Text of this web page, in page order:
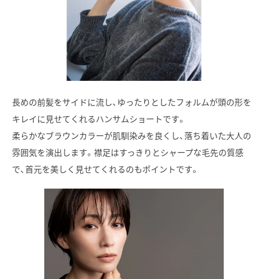
長めの前髪をサイドに流し、ゆったりとしたフォルムが頭の形を
キレイに見せてくれるハンサムショートです。
柔らかなブラウンカラーが肌馴染みを良くし、落ち着いた大人の
雰囲気を演出します。襟足はすっきりとシャープな毛先の質感
で、首元を美しく見せてくれるのもポイントです。